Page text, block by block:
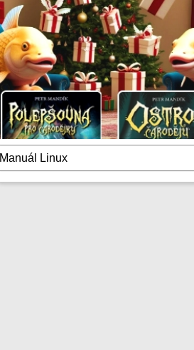
Manuál Linux